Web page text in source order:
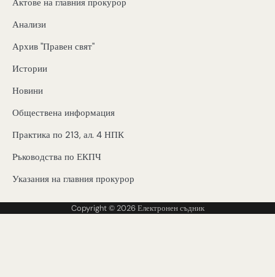
Актове на главния прокурор
Анализи
Архив "Правен свят"
Истории
Новини
Обществена информация
Практика по 213, ал. 4 НПК
Ръководства по ЕКПЧ
Указания на главния прокурор
Copyright © 2026Електронен съдник